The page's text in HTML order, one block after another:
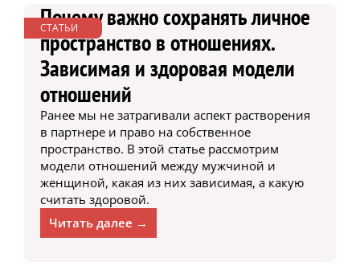
СТАТЬИ
Почему важно сохранять личное
пространство в отношениях.
Зависимая и здоровая модели
отношений
Ранее мы не затрагивали аспект растворения
в партнере и право на собственное
пространство. В этой статье рассмотрим
модели отношений между мужчиной и
женщиной, какая из них зависимая, а какую
считать здоровой.
Читать далее →